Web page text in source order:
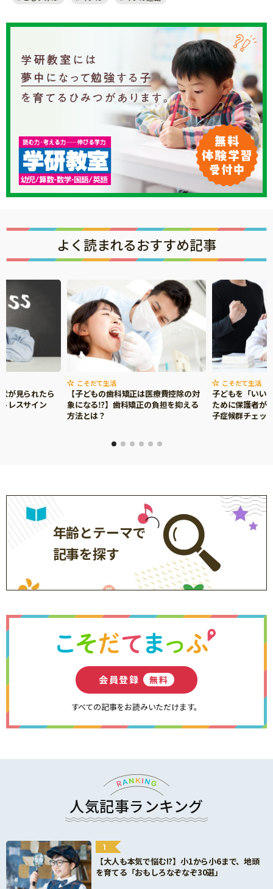
よく読まれるおすすめ記事
が見られたら
レスサイン
こそだて生活
【子どもの歯科矯正は医療費控除の対
象になる⁉】歯科矯正の負担を抑える
方法とは？
こそだて生活
子どもを「いい
ために保護者が
子症候群チェッ
年齢とテーマで
記事を探す
会員登録 無料
すべての記事をお読みいただけます。
人気記事ランキング
1
【大人も本気で悩む!?】小1から小6まで、地頭
を育てる「おもしろなぞなぞ30選」